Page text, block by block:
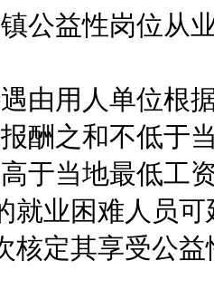
益性岗位从业
用人单位根据
酬之和不低于
于当地最低工
就业困难人员
核定其享受公